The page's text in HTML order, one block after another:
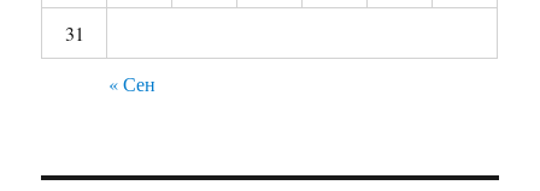
31
« Сен